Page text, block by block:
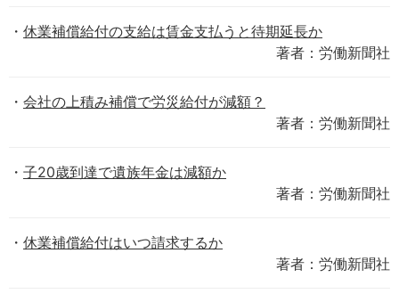
休業補償給付の支給は賃金支払うと待期延長か
著者：労働新聞社
会社の上積み補償で労災給付が減額？
著者：労働新聞社
子20歳到達で遺族年金は減額か
著者：労働新聞社
休業補償給付はいつ請求するか
著者：労働新聞社